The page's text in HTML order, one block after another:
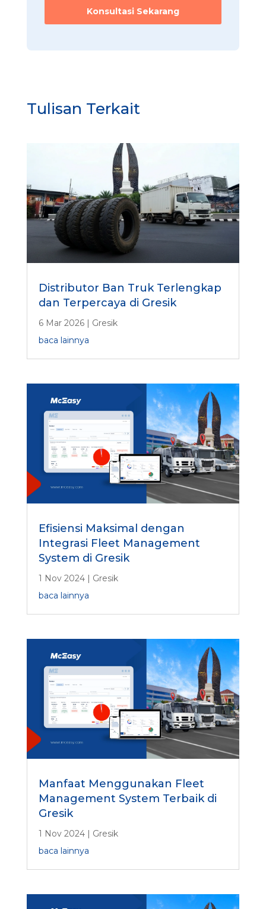
Konsultasi Sekarang
Tulisan Terkait
Distributor Ban Truk Terlengkap
dan Terpercaya di Gresik
6 Mar 2026| Gresik
baca lainnya
Efisiensi Maksimal dengan
Integrasi Fleet Management
System di Gresik
1 Nov 2024| Gresik
baca lainnya
Manfaat Menggunakan Fleet
Management System Terbaik di
Gresik
1 Nov 2024| Gresik
baca lainnya